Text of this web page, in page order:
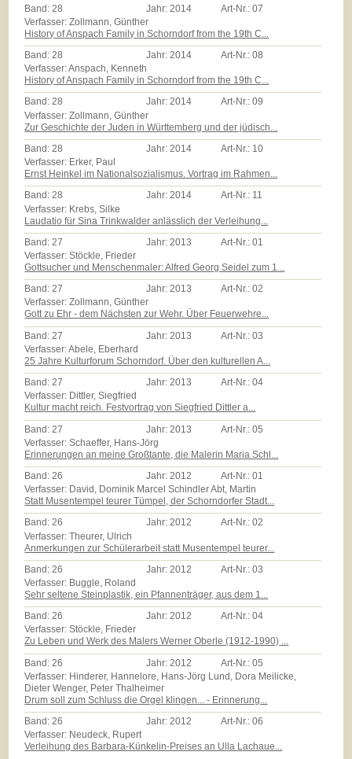
Band: 28 Jahr: 2014 Art-Nr.:07
Verfasser: Zollmann, Günther
History of Anspach Family in Schorndorf from the 19th C...
Band:28 Jahr:2014 Art-Nr.:08
Verfasser: Anspach, Kenneth
History of Anspach Family in Schorndorf from the 19th C...
Band:28 Jahr:2014 Art-Nr.:09
Verfasser: Zollmann, Günther
Zur Geschichte der Juden in Württemberg und der jüdisch...
Band:28 Jahr:2014 Art-Nr.: 10
Verfasser: Erker, Paul
Ernst Heinkel im Nationalsozialismus. Vortrag im Rahmen...
Band:28 Jahr:2014 Art-Nr.: 11
Verfasser: Krebs, Silke
Laudatio für Sina Trinkwalder anlässlich der Verleihung...
Band: 27 Jahr: 2013 Art-Nr.:01
Verfasser: Stöckle, Frieder
Gottsucher und Menschenmaler: Alfred Georg Seidel zum 1...
Band:27 Jahr:2013 Art-Nr.:02
Verfasser: Zollmann, Günther
Gott zu Ehr - dem Nächsten zur Wehr. Über Feuerwehre...
Band: 27 Jahr: 2013 Art-Nr.:03
Verfasser: Abele, Eberhard
25 Jahre Kulturforum Schorndorf. Über den kulturellen A...
Band:27 Jahr:2013 Art-Nr.:04
Verfasser: Dittler, Siegfried
Kultur macht reich. Festvortrag von Siegfried Dittler a...
Band: 27 Jahr: 2013 Art-Nr.:05
Verfasser: Schaeffer, Hans-Jörg
Erinnerungen an meine Großtante, die Malerin Maria Schl...
Band:26 Jahr:2012 Art-Nr.:01
Verfasser: David, Dominik Marcel Schindler Abt, Martin
Statt Musentempel teurer Tümpel, der Schorndorfer Stadt...
Band:26 Jahr:2012 Art-Nr.:02
Verfasser: Theurer, Ulrich
Anmerkungen zur Schülerarbeit statt Musentempel teurer...
Band:26 Jahr:2012 Art-Nr.:03
Verfasser: Buggle, Roland
Sehr seltene Steinplastik, ein Pfannenträger, aus dem 1...
Band:26 Jahr:2012 Art-Nr.:04
Verfasser: Stöckle, Frieder
Zu Leben und Werk des Malers Werner Oberle (1912-1990) ...
Band: 26 Jahr: 2012 Art-Nr.:05
Verfasser: Hinderer, Hannelore, Hans-Jörg Lund, Dora Meilicke,
Dieter Wenger, Peter Thalheimer
Drum soll zum Schluss die Orgel klingen... - Erinnerung...
Band:26 Jahr:2012 Art-Nr.:06
Verfasser: Neudeck, Rupert
Verleihung des Barbara-Künkelin-Preises an Ulla Lachaue...